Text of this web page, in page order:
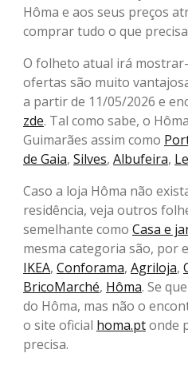
Hôma e aos seus preços
comprar tudo o que
O folheto atual irá
ofertas são muito
a partir de 11/05/2026 e
zde. Tal como sabe, o
Guimarães assim como
de Gaia, Silves, Albufeira,
Caso a loja Hôma não
residência, veja outros
semelhante como Casa e
mesma categoria são, por
IKEA, Conforama, Agriloja,
BricoMarché, Hôma. Se
do Hôma, mas não o
o site oficial homa.ptonde
precisa.